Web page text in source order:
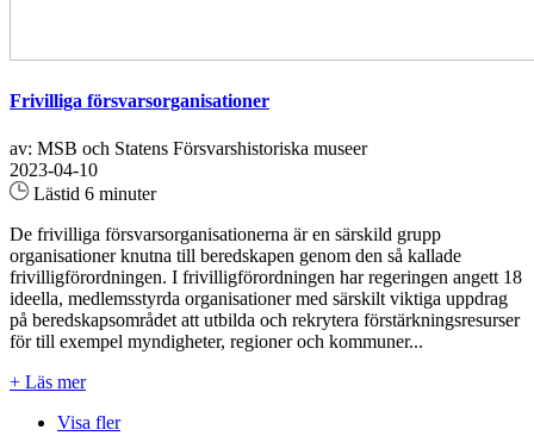
Frivilliga försvarsorganisationer
av: MSB och Statens Försvarshistoriska museer
2023-04-10
Lästid 6 minuter
De frivilliga försvarsorganisationerna är en särskild grupp
organisationer knutna till beredskapen genom den så kallade
frivilligförordningen. I frivilligförordningen har regeringen angett 18
ideella, medlemsstyrda organisationer med särskilt viktiga uppdrag
på beredskapsområdet att utbilda och rekrytera förstärkningsresurser
för till exempel myndigheter, regioner och kommuner...
+ Läs mer
Visa fler